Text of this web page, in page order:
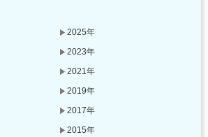
2025年
2023年
2021年
2019年
2017年
2015年